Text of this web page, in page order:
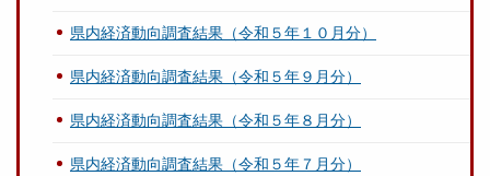
県内経済動向調査結果（令和５年１０月分）
県内経済動向調査結果（令和５年９月分）
県内経済動向調査結果（令和５年８月分）
県内経済動向調査結果（令和５年７月分）